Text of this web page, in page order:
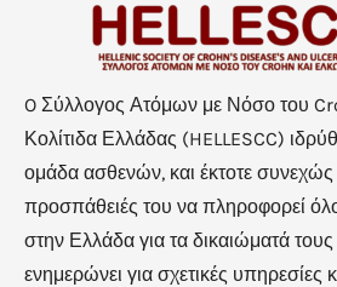
O Σύλλογος Ατόμων με Νόσο του
Κολίτιδα Ελλάδας (HELLESCC)
ομάδα ασθενών, και έκτοτε συνεχώς
προσπάθειές του να πληροφορεί
στην Ελλάδα για τα δικαιώματά τους
ενημερώνει για σχετικές υπηρεσίες